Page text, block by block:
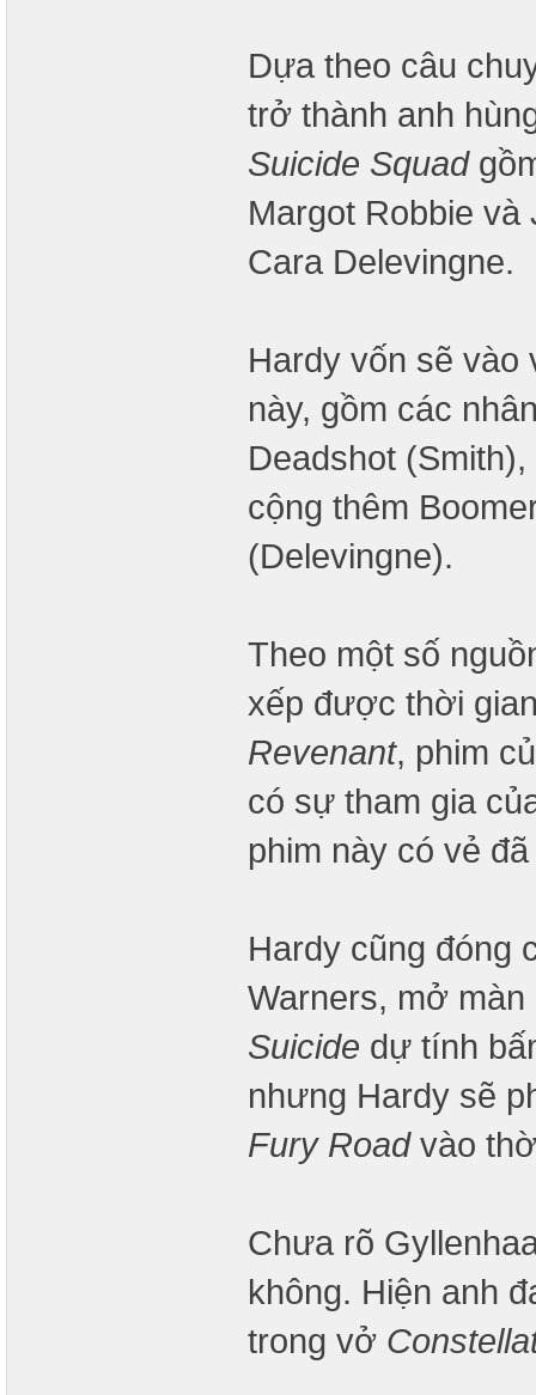
Dựa theo câu
trở thành anh
Suicide Squad
Margot Robbie
Cara Delevingne.
Hardy vốn sẽ vào
này, gồm các
Deadshot
cộng thêm
(Delevingne).
Theo một số
xếp được thời
Revenant, phim
có sự tham gia
phim này có vẻ
Hardy cũng đóng
Warners, mở
Suicide dự tính
nhưng Hardy sẽ
Fury Roadvào
Chưa rõ
không. Hiện anh
trong vở